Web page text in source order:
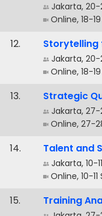
Jakarta, 20-
Online, 18-
. Storytelling
Jakarta, 20-
Online, 18-
. Strategic
Jakarta, 27-
Online, 27-
. Talent and
Jakarta, 10-
Online, 10-
. Training